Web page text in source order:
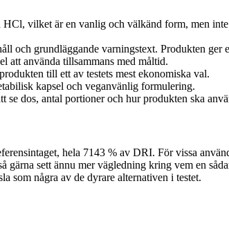
vilket är en vanlig och välkänd form, men
och grundläggande varningstext. Produkten ger
att använda tillsammans med måltid.
till ett av testets mest ekonomiska val.
kapsel och veganvänlig formulering.
dos, antal portioner och hur produkten ska
hela 7143 % av DRI. För vissa
sett ännu mer vägledning kring vem en
som några av de dyrare alternativen i testet.